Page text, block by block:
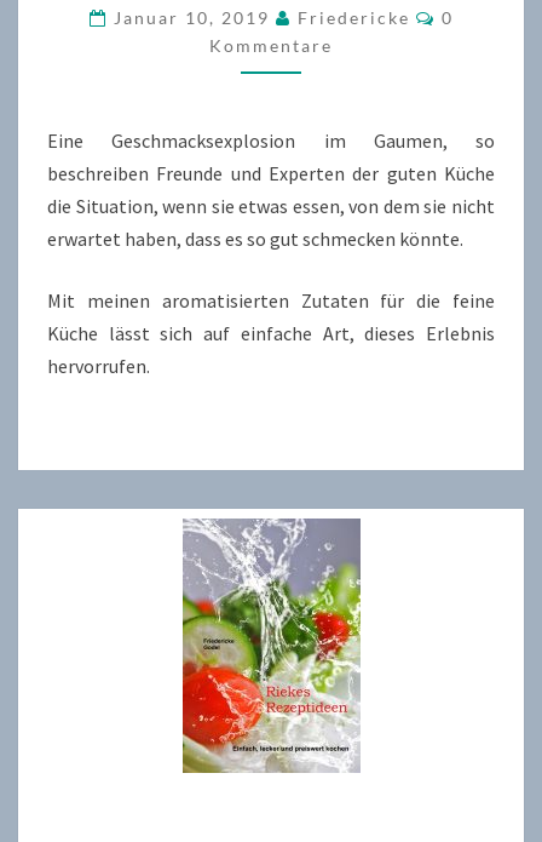
DIE
FEINE
KÜCHE
Januar 10, 2019 Friedericke
0
Kommentare
Eine Geschmacksexplosion im Gaumen, so
beschreiben Freunde und Experten der guten Küche
die Situation, wenn sie etwas essen, von dem sie nicht
erwartet haben, dass es so gut schmecken könnte.
Mit meinen aromatisierten Zutaten für die feine
Küche lässt sich auf einfache Art, dieses Erlebnis
hervorrufen.